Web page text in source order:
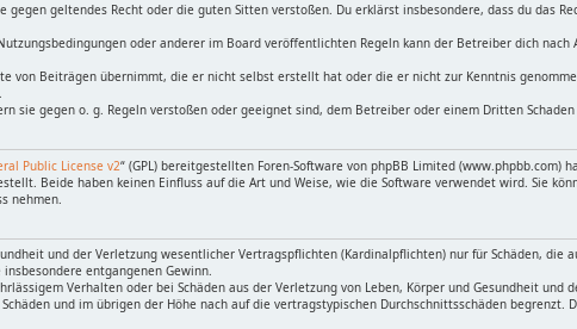
geltendes Recht oder die guten Sitten verstoßen. Du erklärst insbesondere, dass du das
oder anderer im Board veröffentlichten Regeln kann der Betreiber dich
von Beiträgen übernimmt, die er nicht selbst erstellt hat oder die er nicht zur Kenntnis
sie gegen o. g. Regeln verstoßen oder geeignet sind, dem Betreiber oder einem Dritten Schaden
Public License v2“ (GPL) bereitgestellten Foren-Software von phpBB Limited (www.phpbb.com)
Beide haben keinen Einfluss auf die Art und Weise, wie die Software verwendet wird. Sie
nehmen.
und der Verletzung wesentlicher Vertragspflichten (Kardinalpflichten) nur für Schäden, die
entgangenen Gewinn.
Verhalten oder bei Schäden aus der Verletzung von Leben, Körper und Gesundheit und
und im übrigen der Höhe nach auf die vertragstypischen Durchschnittsschäden begrenzt.